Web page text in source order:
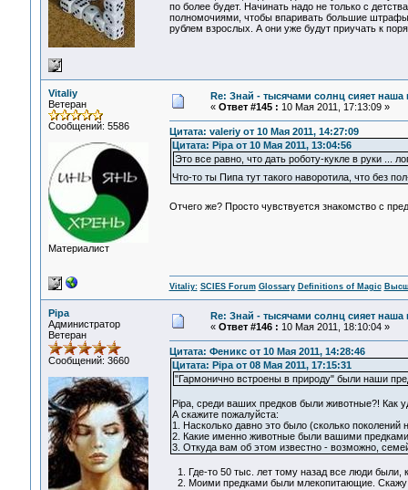
по более будет. Начинать надо не только с
полномочиями, чтобы впаривать большие
рублем взрослых. А они уже будут приучать к
Vitaliy
Ветеран
Сообщений: 5586
Материалист
Re: Знай - тысячами солнц сияет наша
« Ответ #145 : 10 Мая 2011, 17:13:09 »
Цитата: valeriy от 10 Мая 2011, 14:27:09
Цитата: Pipa от 10 Мая 2011, 13:04:56
Это все равно, что дать роботу-кукле в руки ...
Что-то ты Пипа тут такого наворотила, что без
Отчего же? Просто чувствуется знакомство с
Vitaliy: SCIES Forum Glossary Definitions of Magic
Pipa
Администратор
Ветеран
Сообщений: 3660
Re: Знай - тысячами солнц сияет наша
« Ответ #146 : 10 Мая 2011, 18:10:04 »
Цитата: Феникс от 10 Мая 2011, 14:28:46
Цитата: Pipa от 08 Мая 2011, 17:15:31
"Гармонично встроены в природу" были наши
Pipa, среди ваших предков были животные?! Как
А скажите пожалуйста:
1. Насколько давно это было (сколько поколений
2. Какие именно животные были вашими
3. Откуда вам об этом известно - возможно,
1. Где-то 50 тыс. лет тому назад все люди были,
2. Моими предками были млекопитающие.